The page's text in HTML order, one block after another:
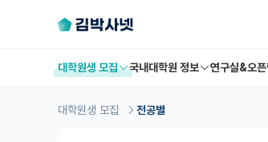
대학원생 모집 국내대학원 정보 연구실&오픈
대학원생 모집 전공별